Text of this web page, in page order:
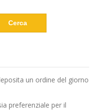
un ordine del giorno
preferenziale per il